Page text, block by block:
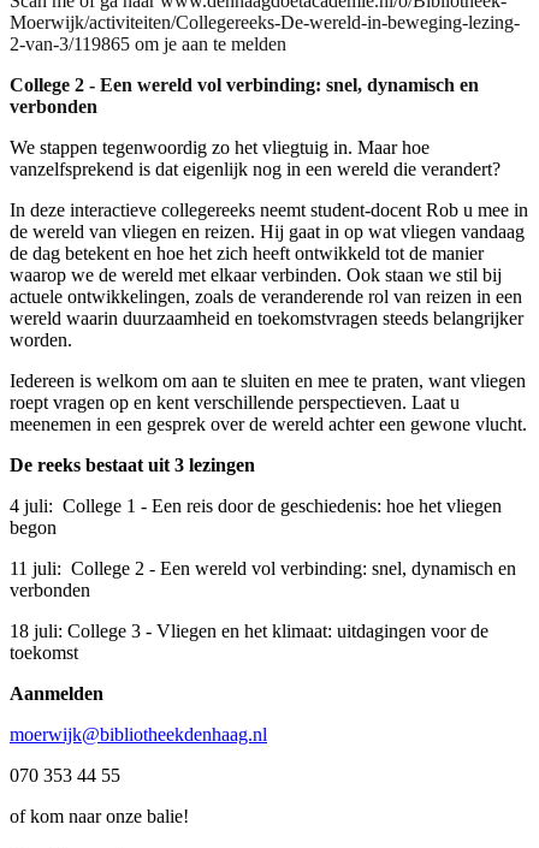
Moerwijk/activiteiten/Collegereeks-De-wereld-in-beweging-lezing-
2-van-3/119865 om je aan te melden
College 2 - Een wereld vol verbinding: snel, dynamisch en
verbonden
We stappen tegenwoordig zo het vliegtuig in. Maar hoe
vanzelfsprekend is dat eigenlijk nog in een wereld die verandert?
In deze interactieve collegereeks neemt student-docent Rob u mee in
de wereld van vliegen en reizen. Hij gaat in op wat vliegen vandaag
de dag betekent en hoe het zich heeft ontwikkeld tot de manier
waarop we de wereld met elkaar verbinden. Ook staan we stil bij
actuele ontwikkelingen, zoals de veranderende rol van reizen in een
wereld waarin duurzaamheid en toekomstvragen steeds belangrijker
worden.
Iedereen is welkom om aan te sluiten en mee te praten, want vliegen
roept vragen op en kent verschillende perspectieven. Laat u
meenemen in een gesprek over de wereld achter een gewone vlucht.
De reeks bestaat uit 3 lezingen
4 juli: College 1 - Een reis door de geschiedenis: hoe het vliegen
begon
11 juli: College 2 - Een wereld vol verbinding: snel, dynamisch en
verbonden
18 juli: College 3 - Vliegen en het klimaat: uitdagingen voor de
toekomst
Aanmelden
moerwijk@bibliotheekdenhaag.nl
070 353 44 55
of kom naar onze balie!